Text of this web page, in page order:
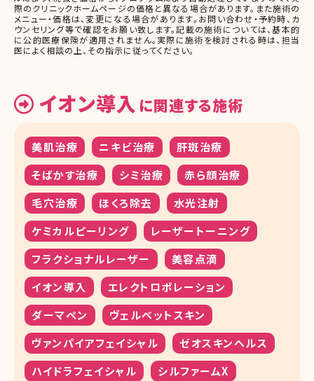
際のクリニックホームページの価格と異なる場合があります。また施術の
メニュー・価格は、変更になる場合があります。お問い合わせ・予約時、カ
ウンセリング等で確認をお願い致します。記載の施術については、基本的
に公的医療保険が適用されません。実際に施術を検討される時は、担当
医によく相談の上、その指示に従ってください。
イオン導入 に関連する施術
美肌治療 ニキビ治療
肝斑治療
そばかす治療
シミ治療
赤ら顔治療
毛穴治療
ほくろ除去
水光注射
ケミカルピーリング
レーザートーニング
フラクショナルレーザー
美容点滴
イオン導入
エレクトロポレーション
ダーマペン
ヴェルベットスキン
ヴァンパイアフェイシャル
ゼオスキンヘルス
ハイドラフェイシャル
シルファームX